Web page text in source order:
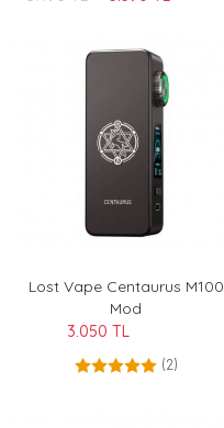
Lost Vape Centaurus M100
Mod
3.050 TL
(2)